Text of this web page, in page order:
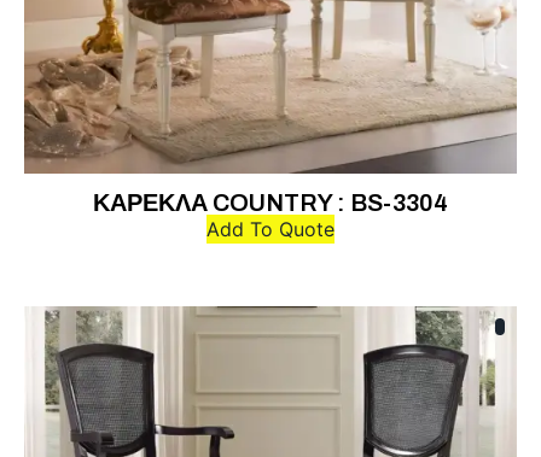
ΚΑΡΕΚΛΑ COUNTRY : BS-3304
Add To Quote